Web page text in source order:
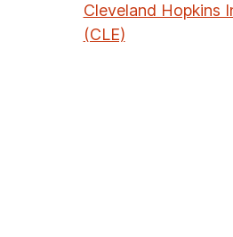
Cleveland Hopkins
(CLE)